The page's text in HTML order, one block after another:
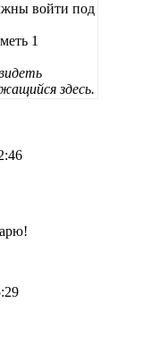
войти под
1
здесь.